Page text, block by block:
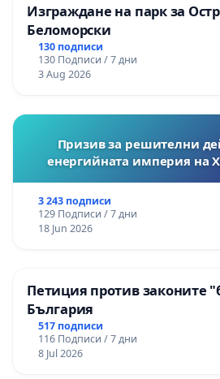
Изграждане на парк за
Беломорски
130 подписи
130 Подписи / 7 дни
3 Aug 2026
Призив за решителни
енергийната империя на
3 243 подписи
129 Подписи / 7 дни
18 Jun 2026
Петиция против законите
България
517 подписи
116 Подписи / 7 дни
8 Jul 2026